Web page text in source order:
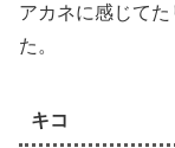
アカネに感じて
た。
キコ